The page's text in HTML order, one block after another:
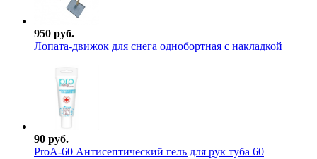
950 руб.
Лопата-движок для снега однобортная с накладкой
90 руб.
ProА-60 Антисептический гель для рук туба 60